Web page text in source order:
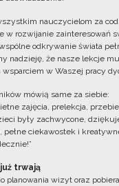
nauczycielom za
w rozwijanie zainteresowań
odkrywanie świata
nadzieję, że nasze lekcje
wsparciem w Waszej pracy
mówią same za siebie:
zajęcia, prelekcja,
były zachwycone,
pełne ciekawostek i
trwają
planowania wizyt oraz